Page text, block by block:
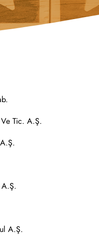
Tic. A.Ş.
A.Ş.